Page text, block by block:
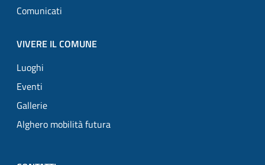
Comunicati
VIVERE IL COMUNE
Luoghi
Eventi
Gallerie
Alghero mobilità futura